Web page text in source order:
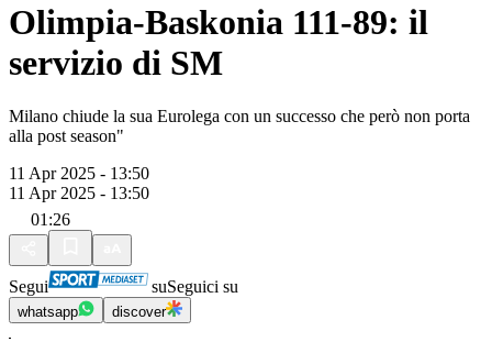
Olimpia-Baskonia 111-89: il
servizio di SM
Milano chiude la sua Eurolega con un successo che però non porta
alla post season"
11 Apr 2025 - 13:50
11 Apr 2025 - 13:50
01:26
Segui suSeguici su
whatsapp discover